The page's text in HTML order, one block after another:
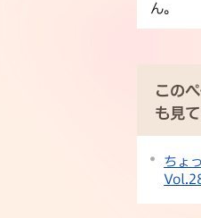
ん。
この
も見
ちょ